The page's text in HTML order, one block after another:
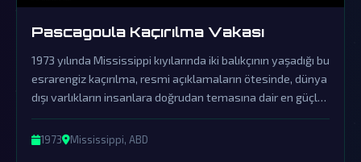
Pascagoula Kaçırılma Vakası
1973 yılında Mississippi kıyılarında iki balıkçının yaşadığı bu
esrarengiz kaçırılma, resmi açıklamaların ötesinde, dünya
dışı varlıkların insanlara doğrudan temasına dair en güçlü
kanıt olarak kabul edilir. Hükümetin örtbas çabaları ve
yaşananların gerçekliği, paranormal olayları anlamaya
1973 Mississippi, ABD